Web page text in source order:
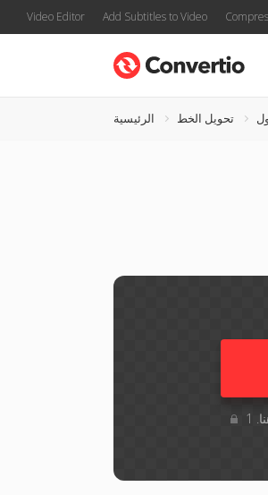
Video Editor Add Subtitles to Video
الرئيسية تحويل الخط